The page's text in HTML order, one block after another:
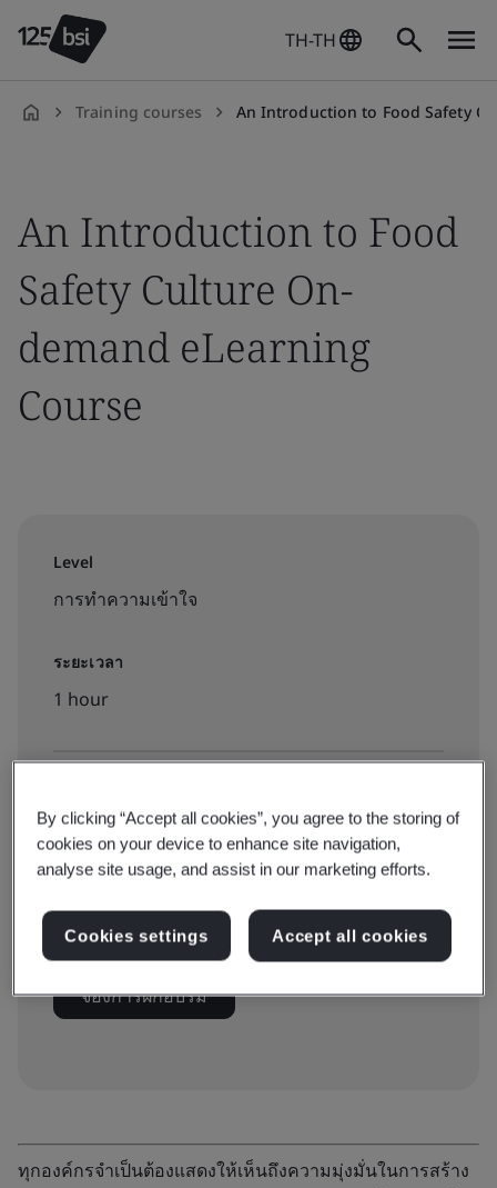
TH-TH
Training courses An Introduction to Food Safety Culture On-
An Introduction to Food
Safety Culture On-
demand eLearning
Course
Level
การทำความเข้าใจ
ระยะเวลา
1 hour
On-demand elearning
฿2000
จองการฝึกอบรม
ทุกองค์กรจำเป็นต้องแสดงให้เห็นถึงความมุ่งมั่นในการสร้าง
By clicking “Accept all cookies”, you agree to the storing of
cookies on your device to enhance site navigation,
analyse site usage, and assist in our marketing efforts.
Cookies settings Accept all cookies